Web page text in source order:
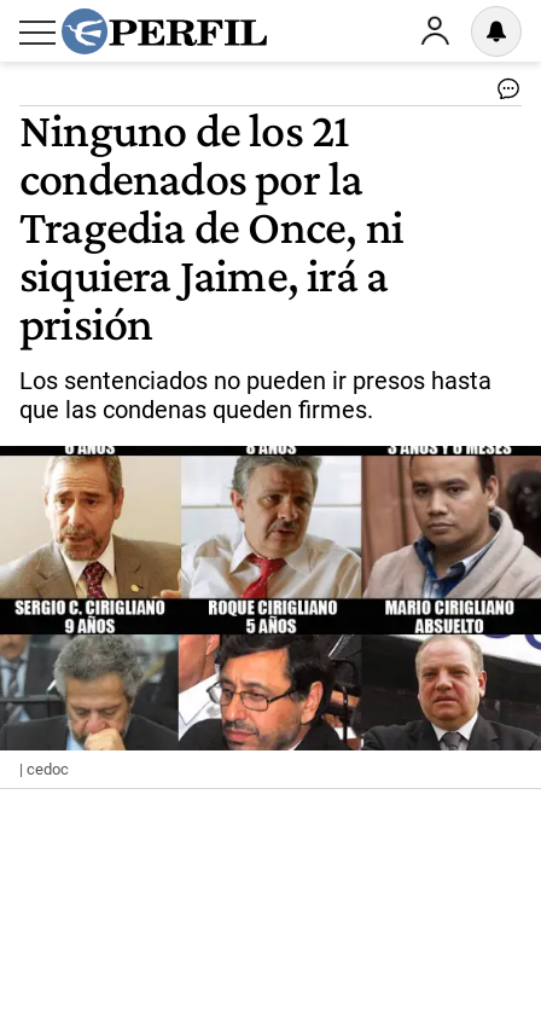
Ninguno de los 21
condenados por la
Tragedia de Once, ni
siquiera Jaime, irá a
prisión
Los sentenciados no pueden ir presos hasta
que las condenas queden firmes.
| cedoc